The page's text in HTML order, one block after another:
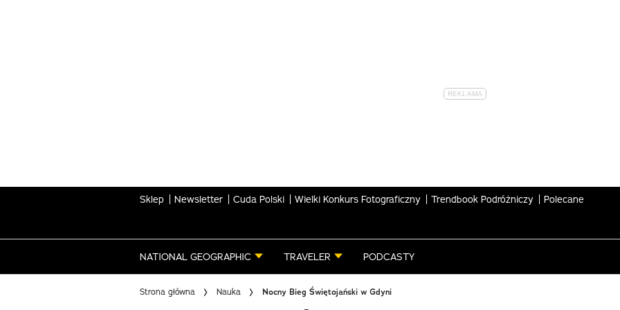
Sklep Newsletter Cuda Polski Wielki Konkurs Fotograficzny Trendbook Podróżniczy Polecane
NATIONAL GEOGRAPHIC TRAVELER PODCASTY
Strona główna Nauka Nocny Bieg Świętojański w Gdyni